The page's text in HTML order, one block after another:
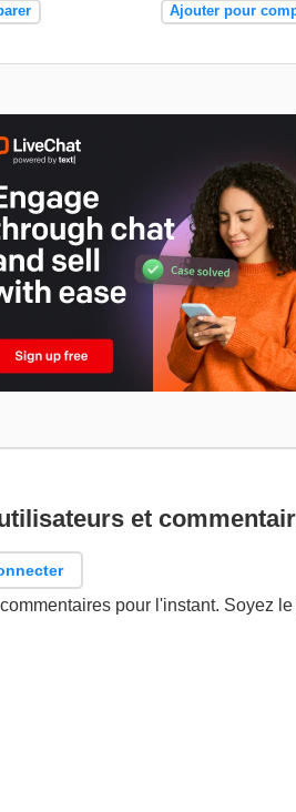
Ajouter pour
et
pour l'instant. Soyez